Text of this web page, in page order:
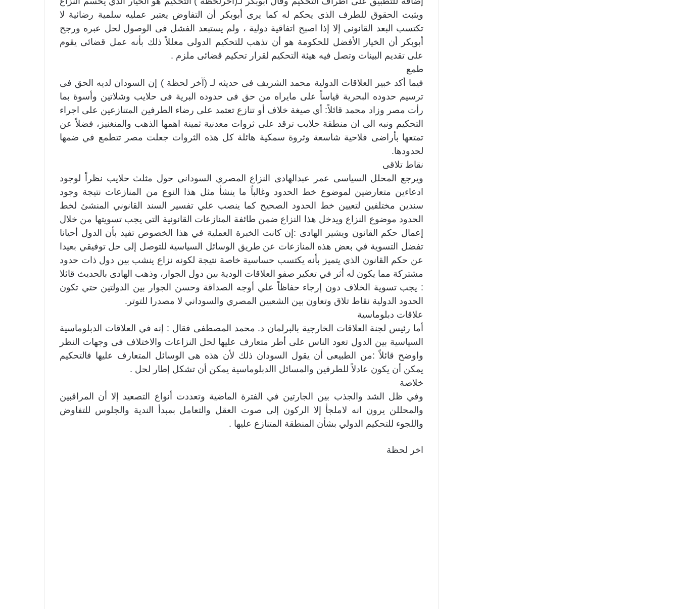
ويثبت الحقوق للطرف الذى يحكم له كما يرى أبوبكر أن التفاوض يعتبر عمليه سلمية رضائية لا
تكتسب البعد القانونى إلا إذا اصبح اتفاقية دولية ، ولم يستبعد الفشل فى الوصول لحل عبره ورجح
أبوبكر أن الخيار الأفضل للحكومة هو أن تذهب للتحكيم الدولى معللاً ذلك بأنه عمل قضائى يقوم
على تقديم البينات وتصل فيه هيئة التحكيم لقرار تحكيم قضائى ملزم .
طمع
فيما أكد خبير العلاقات الدولية محمد الشريف فى حديثه لـ (آخر لحظة ) إن السودان لديه الحق فى
ترسيم حدوده البحرية قياساً على مايراه من حق فى حدوده البرية فى حلايب وشلاتين وأسوة بما
رأت مصر وزاد محمد قائلاً: أي صيغة خلاف أو تنازع تعتمد على رضاء الطرفين المتنازعين على اجراء
التحكيم ونبه الى ان منطقة حلايب ترقد على ثروات معدنية ثمينة اهمها الذهب والمنغنيز، فضلاً عن
تمتعها بأراضى فلاحية شاسعة وثروة سمكية هائلة كل هذه الثروات جعلت مصر تتطمع في ضمها
لحدودها.
نقاط تلاقى
ويرجع المحلل السياسى عمر عبدالهادى النزاع المصري السوداني حول مثلث حلايب نظراً لوجود
ادعاءين متعارضين لموضوع خط الحدود وغالباً ما ينشأ مثل هذا النوع من المنازعات نتيجة وجود
سندين مختلفين لتعيين خط الحدود الصحيح كما ينصب علي تفسير السند القانوني المنشئ لخط
الحدود موضوع النزاع ويدخل هذا النزاع ضمن طائفة المنازعات القانونية التي يجب تسويتها من خلال
إعمال حكم القانون ويشير الهادى :إن كانت الخبرة العملية في هذا الخصوص تفيد بأن الدول أحيانا
تفضل التسوية في بعض هذه المنازعات عن طريق الوسائل السياسية للتوصل إلى حل توفيقي بعيدا
عن حكم القانون الذي يتميز بأنه يكتسب حساسية خاصة نتيجة لكونه نزاع ينشب بين دول ذات حدود
مشتركة مما يكون له أثر في تعكير صفو العلاقات الودية بين دول الجوار، وذهب الهادى بالحديث قائلا
: يجب تسوية الخلاف دون إرجاء حفاظاً علي أوجه الصداقة وحسن الجوار بين الدولتين حتي تكون
الحدود الدولية نقاط تلاق وتعاون بين الشعبين المصري والسوداني لا مصدرا للتوتر.
علاقات دبلوماسية
أما رئيس لجنة العلاقات الخارجية بالبرلمان د. محمد المصطفى فقال : إنه في العلاقات الدبلوماسية
السياسية بين الدول تعود الناس على أطر متعارف عليها لحل النزاعات والاختلاف فى وجهات النظر
واوضح قائلاً :من الطبيعى أن يقول السودان ذلك لأن هذه هى الوسائل المتعارف عليها فالتحكيم
يمكن أن يكون عادلاً للطرفين والمسائل االدبلوماسية يمكن أن تشكل إطار لحل .
خلاصة
وفي ظل الشد والجذب بين الجارتين في الفترة الماضية وتعددت أنواع التصعيد إلا أن المراقبين
والمحللن يرون انه لاملجأ إلا الركون إلى صوت العقل والتعامل بمبدأ الندية والجلوس للتفاوض
واللجوء للتحكيم الدولي بشأن المنطقة المتنازع عليها .
اخر لحظة